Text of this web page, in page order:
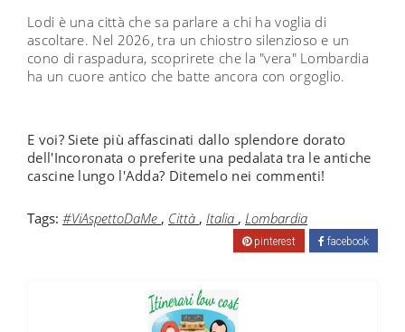
Lodi è una città che sa parlare a chi ha voglia di
ascoltare. Nel 2026, tra un chiostro silenzioso e un
cono di raspadura, scoprirete che la "vera" Lombardia
ha un cuore antico che batte ancora con orgoglio.
E voi? Siete più affascinati dallo splendore dorato
dell'Incoronata o preferite una pedalata tra le antiche
cascine lungo l'Adda? Ditemelo nei commenti!
Tags: #ViAspettoDaMe , Città , Italia , Lombardia
facebook
pinterest